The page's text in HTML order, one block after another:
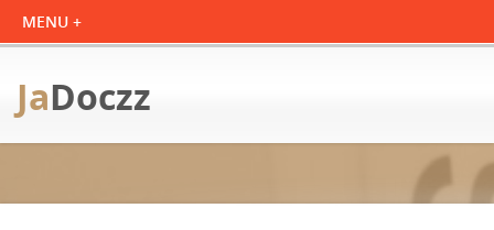
JaDoczz